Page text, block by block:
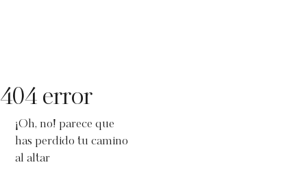
¡Oh, no! parece que
has perdido tu camino
al altar
404 error